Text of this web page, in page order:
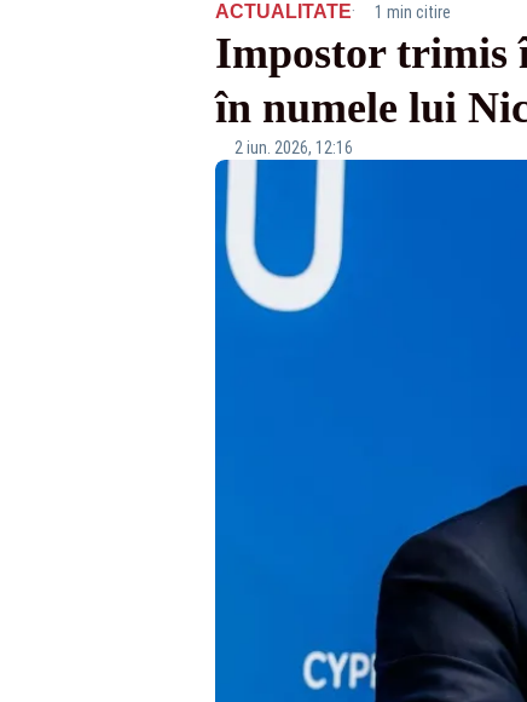
ACTUALITATE· 1 min citire
Impostor trimis
în numele lui
2 iun. 2026, 12:16